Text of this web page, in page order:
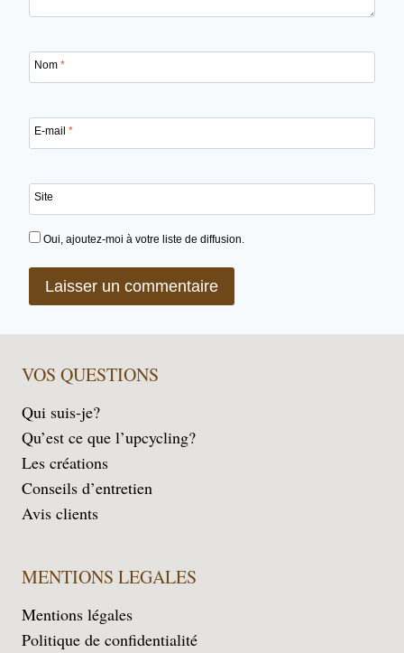
Nom *
E-mail *
Site
Oui, ajoutez-moi à votre liste de diffusion.
VOS QUESTIONS
Qui suis-je?
Qu’est ce que l’upcycling?
Les créations
Conseils d’entretien
Avis clients
MENTIONS LEGALES
Mentions légales
Politique de confidentialité